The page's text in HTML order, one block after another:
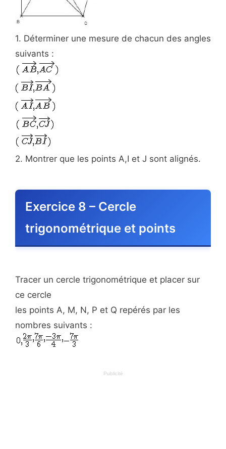
1. Déterminer une mesure de chacun des angles
suivants :
2. Montrer que les points A,I et J sont alignés.
Exercice 8 – Cercle
trigonométrique et points
Tracer un cercle trigonométrique et placer sur
ce cercle
les points A, M, N, P et Q repérés par les
nombres suivants :
Publicité